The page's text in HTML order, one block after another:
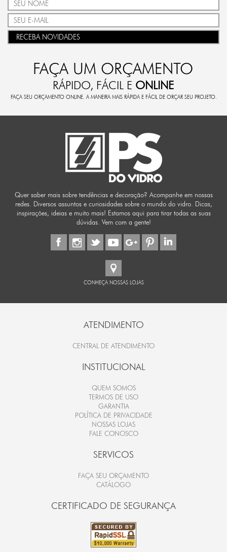
RECEBA NOVIDADES
FAÇA UM ORÇAMENTO
RÁPIDO, FÁCIL E ONLINE
FAÇA SEU ORÇAMENTO ONLINE. A MANEIRA MAIS RÁPIDA E FÁCIL DE ORÇAR SEU PROJETO.
Quer saber mais sobre tendências e decoração? Acompanhe em nossas
redes. Diversos assuntos e curiosidades sobre o mundo do vidro. Dicas,
inspirações, ideias e muito mais! Estamos aqui para tirar todas as suas
dúvidas. Vem com a gente!
CONHEÇA NOSSAS LOJAS
ATENDIMENTO
CENTRAL DE ATENDIMENTO
INSTITUCIONAL
QUEM SOMOS
TERMOS DE USO
GARANTIA
POLÍTICA DE PRIVACIDADE
NOSSAS LOJAS
FALE CONOSCO
SERVICOS
FAÇA SEU ORÇAMENTO
CATÁLOGO
CERTIFICADO DE SEGURANÇA